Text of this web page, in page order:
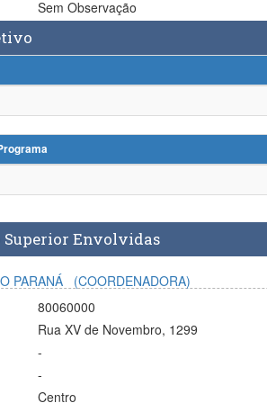
Sem Observação
Superior Envolvidas
PARANÁ
(COORDENADORA)
80060000
Rua XV de Novembro, 1299
-
-
Centro